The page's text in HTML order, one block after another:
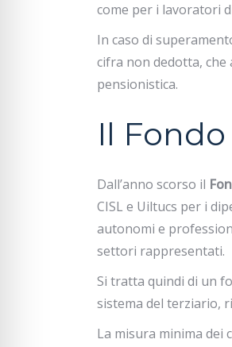
come per i lavoratori
In caso di
cifra non dedotta,
pensionistica.
Il Fondo
Dall’anno scorso il
CISL e Uiltucs per i
autonomi e
settori rappresentati.
Si tratta quindi di un
sistema del terziario,
La misura minima dei